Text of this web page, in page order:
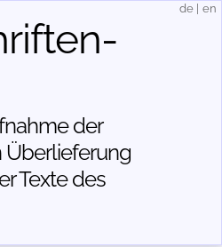
der
Über­lieferung
Texte des
de en